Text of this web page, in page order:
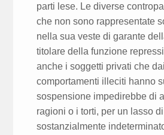
parti lese. Le diverse
che non sono rappresentate
nella sua veste di garante
titolare della funzione
anche i soggetti privati che
comportamenti illeciti hanno
sospensione impedirebbe di
ragioni o i torti, per un lasso
sostanzialmente